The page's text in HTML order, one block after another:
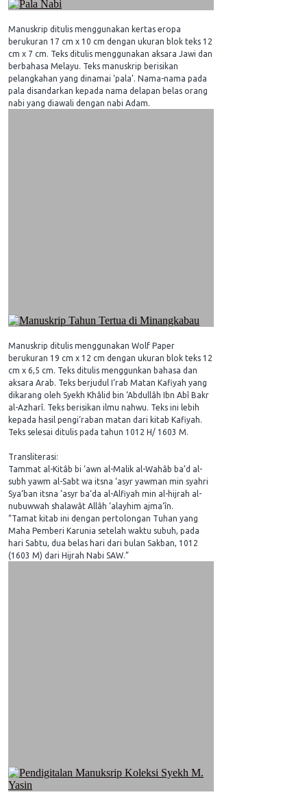
Manuskrip ditulis menggunakan kertas eropa
berukuran 17 cm x 10 cm dengan ukuran blok teks 12
cm x 7 cm. Teks ditulis menggunakan aksara Jawi dan
berbahasa Melayu. Teks manuskrip berisikan
pelangkahan yang dinamai ‘pala’. Nama-nama pada
pala disandarkan kepada nama delapan belas orang
nabi yang diawali dengan nabi Adam.
Manuskrip ditulis menggunakan Wolf Paper
berukuran 19 cm x 12 cm dengan ukuran blok teks 12
cm x 6,5 cm. Teks ditulis menggunkan bahasa dan
aksara Arab. Teks berjudul I‘rab Matan Kafiyah yang
dikarang oleh Syekh Khâlid bin ‘Abdullâh Ibn Abî Bakr
al-Azharî. Teks berisikan ilmu nahwu. Teks ini lebih
kepada hasil pengi‘raban matan dari kitab Kafiyah.
Teks selesai ditulis pada tahun 1012 H/ 1603 M.
Transliterasi:
Tammat al-Kitâb bi ‘awn al-Malik al-Wahâb ba’d al-
subh yawm al-Sabt wa itsna ‘asyr yawman min syahri
Sya‘ban itsna ‘asyr ba‘da al-Alfiyah min al-hijrah al-
nubuwwah shalawât Allâh ‘alayhim ajma‘în.
“Tamat kitab ini dengan pertolongan Tuhan yang
Maha Pemberi Karunia setelah waktu subuh, pada
hari Sabtu, dua belas hari dari bulan Sakban, 1012
(1603 M) dari Hijrah Nabi SAW.”